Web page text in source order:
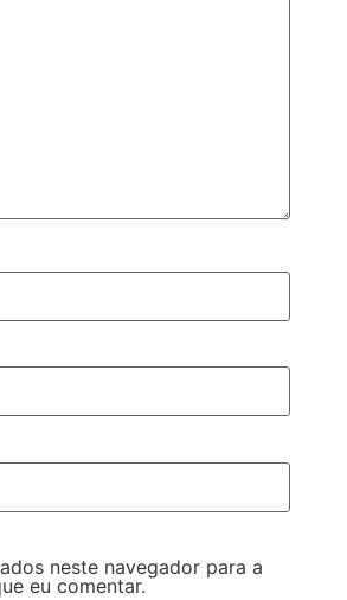
neste navegador para a
eu comentar.